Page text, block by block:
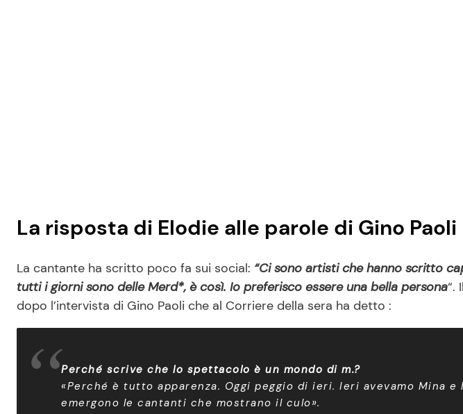
La risposta di Elodie alle parole di Gino Paoli
La cantante ha scritto poco fa sui social: “Ci sono artisti che hanno scritto
tutti i giorni sono delle Merd*, è così. Io preferisco essere una bella persona“.
dopo l’intervista di Gino Paoli che al Corriere della sera ha detto :
Perché scrive che lo spettacolo è un mondo di m.?
«Perché è tutto apparenza. Oggi peggio di ieri. Ieri avevamo Mina e
emergono le cantanti che mostrano il culo».